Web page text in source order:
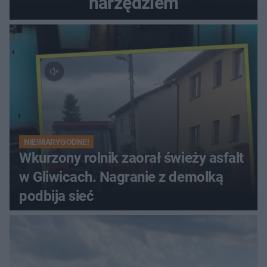
NIEWIARYGODNE!
Wkurzony rolnik zaorał świeży asfalt
w Gliwicach. Nagranie z demolką
podbija sieć